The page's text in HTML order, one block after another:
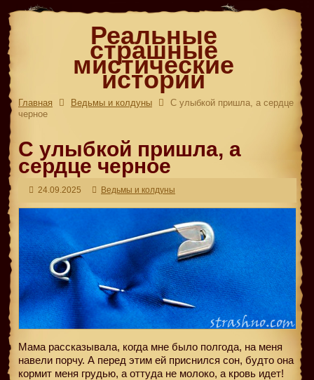
Реальные
страшные
мистические
истории
Главная Ведьмы и колдуны
С улыбкой пришла, а сердце
черное
С улыбкой пришла, а
сердце черное
24.09.2025 Ведьмы и колдуны
Мама рассказывала, когда мне было полгода, на меня
навели порчу. А перед этим ей приснился сон, будто она
кормит меня грудью, а оттуда не молоко, а кровь идет!